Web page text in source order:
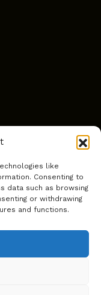
like
Consenting to
data such as browsing
or withdrawing
and functions.